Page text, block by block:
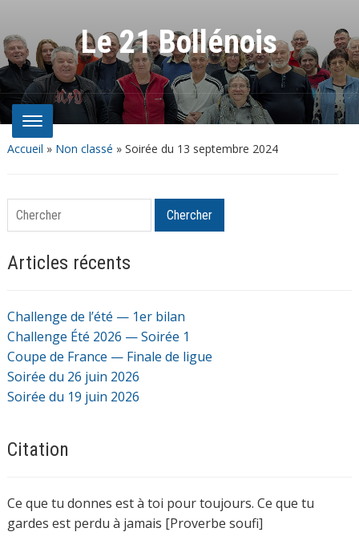
Le 21 Bollénois
Accueil » Non classé » Soirée du 13 septembre 2024
Chercher Chercher
Articles récents
Challenge de l’été — 1er bilan
Challenge Été 2026 — Soirée 1
Coupe de France — Finale de ligue
Soirée du 26 juin 2026
Soirée du 19 juin 2026
Citation
Ce que tu donnes est à toi pour toujours. Ce que tu
gardes est perdu à jamais [Proverbe soufi]